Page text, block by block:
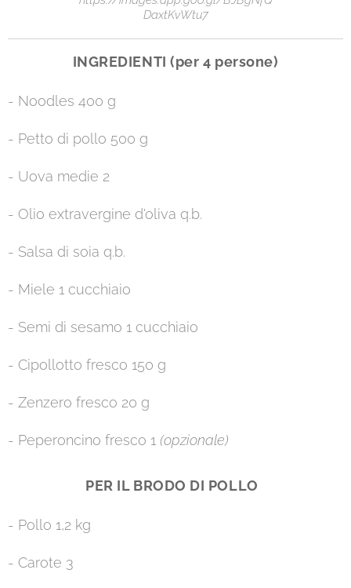
DaxtKvWtu7
INGREDIENTI (per 4 persone)
- Noodles 400 g
- Petto di pollo 500 g
- Uova medie 2
- Olio extravergine d'oliva q.b.
- Salsa di soia q.b.
- Miele 1 cucchiaio
- Semi di sesamo 1 cucchiaio
- Cipollotto fresco 150 g
- Zenzero fresco 20 g
- Peperoncino fresco 1 (opzionale)
PER IL BRODO DI POLLO
- Pollo 1,2 kg
- Carote 3